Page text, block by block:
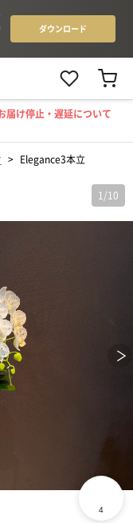
届け停止・遅延について
> Elegance3本立
1 /10